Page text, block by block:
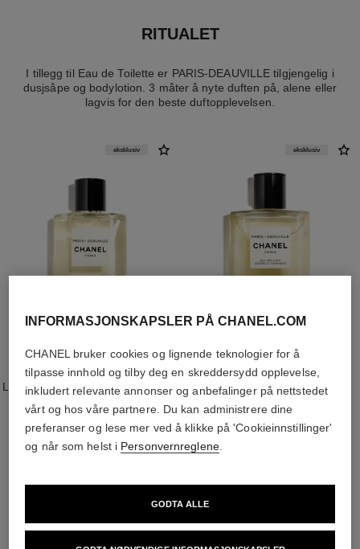
RITUALET
I tillegg til Eau de Toilette er PARIS-DEAUVILLE tilgjengelig i
dusjsåpe og bodylotion. 3 måter å nyte duften på, alene eller
lagvis for den beste duftopplevelsen.
paris - deauville
LES EAUX DE CHANEL – EAU DE
Ref. 102400
eksklusiv
nok 2 065
Legg i handlekurv
paris - deauville
LES EAUX DE CHANEL - HAIR
AND BODY SHOWER GEL
Ref. 102800
eksklusiv
nok 750
INFORMASJONSKAPSLER PÅ CHANEL.COM
CHANEL bruker cookies og lignende teknologier for å
tilpasse innhold og tilby deg en skreddersydd opplevelse,
inkludert relevante annonser og anbefalinger på nettstedet
vårt og hos våre partnere. Du kan administrere dine
preferanser og lese mer ved å klikke på 'Cookieinnstillinger'
og når som helst i Personvernreglene.
GODTA ALLE